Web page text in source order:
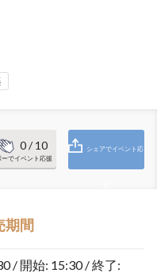
0/ 10
ーでイベント応援
シェアでイベント応
期間
/ 開始: 15:30 / 終了: